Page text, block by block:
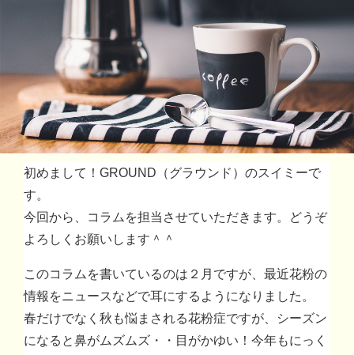
初めまして！GROUND（グラウンド）のスイミーで
す。
今回から、コラムを担当させていただきます。どうぞ
よろしくお願いします＾＾
このコラムを書いているのは２月ですが、最近花粉の
情報をニュースなどで耳にするようになりました。
春だけでなく秋も悩まされる花粉症ですが、シーズン
になると鼻がムズムズ・・目がかゆい！今年もにっく